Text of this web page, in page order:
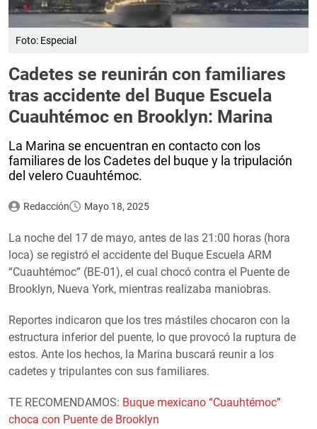
Foto: Especial
Cadetes se reunirán con familiares
tras accidente del Buque Escuela
Cuauhtémoc en Brooklyn: Marina
La Marina se encuentran en contacto con los
familiares de los Cadetes del buque y la tripulación
del velero Cuauhtémoc.
Redacción Mayo 18, 2025
La noche del 17 de mayo, antes de las 21:00 horas (hora
loca) se registró el accidente del Buque Escuela ARM
“Cuauhtémoc” (BE-01), el cual chocó contra el Puente de
Brooklyn, Nueva York, mientras realizaba maniobras.
Reportes indicaron que los tres mástiles chocaron con la
estructura inferior del puente, lo que provocó la ruptura de
estos. Ante los hechos, la Marina buscará reunir a los
cadetes y tripulantes con sus familiares.
TE RECOMENDAMOS: Buque mexicano “Cuauhtémoc”
choca con Puente de Brooklyn